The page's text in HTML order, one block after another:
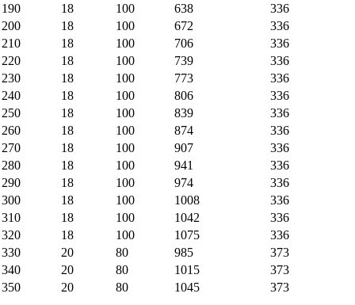
190
18 100 638
336
200
18 100 672
336
210
18 100 706
336
220
18 100 739
336
230
18 100 773
336
240
18 100 806
336
250
18 100 839
336
260
18 100 874
336
270
18 100 907
336
280
18 100 941
336
290
18 100 974
336
300
18 100 1008
336
310
18 100 1042
336
320
18 100 1075
336
330
20 80 985
373
340
20 80 1015
373
350
20 80 1045 373